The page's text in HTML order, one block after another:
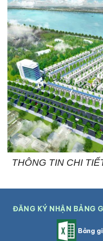
THÔNG TIN CHI
ĐĂNG KÝ NHẬN BẢNG
Bảng